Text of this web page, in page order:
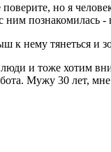
но я
познакомилась
к нему тянеться и
и тоже хотим
Мужу 30 лет,